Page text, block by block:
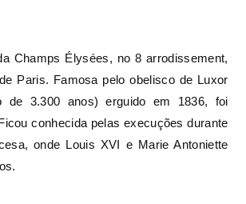
Champs Élysées, no 8 arrodissement,
Paris. Famosa pelo obelisco de Luxor
de 3.300 anos) erguido em 1836, foi
conhecida pelas execuções durante
onde Louis XVI e Marie Antoniette